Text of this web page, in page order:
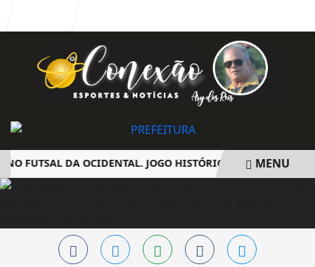
FUTSAL DA OCIDENTAL. JOGO HISTÓRICO INCENDEIA A
MENU